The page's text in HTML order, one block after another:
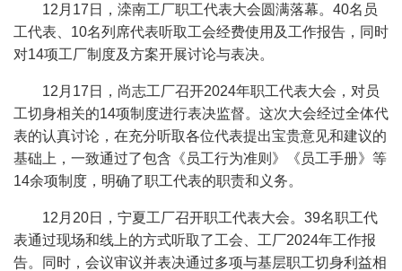
12月17日，滦南工厂职工代表大会圆满落幕。40名员
工代表、10名列席代表听取工会经费使用及工作报告，同时
对14项工厂制度及方案开展讨论与表决。
12月17日，尚志工厂召开2024年职工代表大会，对员
工切身相关的14项制度进行表决监督。这次大会经过全体代
表的认真讨论，在充分听取各位代表提出宝贵意见和建议的
基础上，一致通过了包含《员工行为准则》《员工手册》等
14余项制度，明确了职工代表的职责和义务。
12月20日，宁夏工厂召开职工代表大会。39名职工代
表通过现场和线上的方式听取了工会、工厂2024年工作报
告。同时，会议审议并表决通过多项与基层职工切身利益相